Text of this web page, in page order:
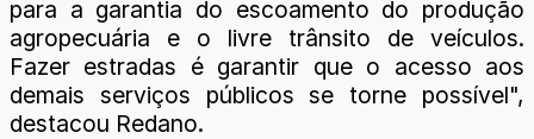
para a garantia do escoamento do produção
agropecuária e o livre trânsito de veículos.
Fazer estradas é garantir que o acesso aos
demais serviços públicos se torne possível",
destacou Redano.